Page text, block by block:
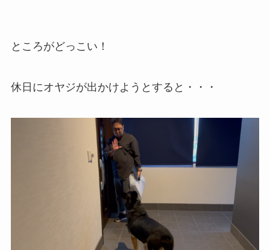
ところがどっこい！
休日にオヤジが出かけようとすると・・・